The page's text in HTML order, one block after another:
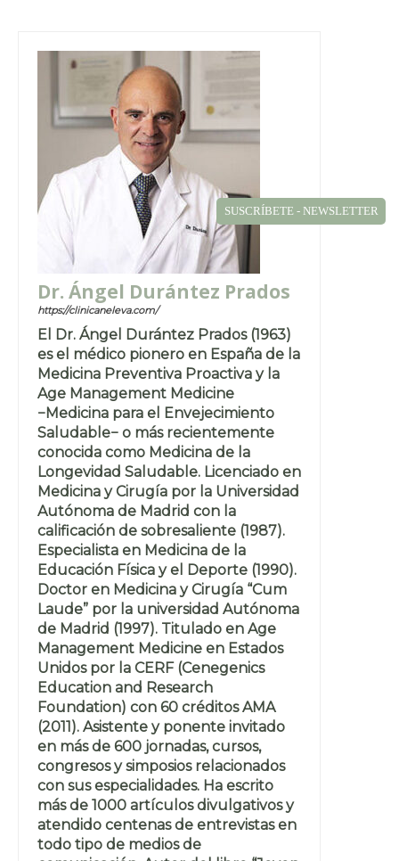
Dr. Ángel Durántez Prados
https://clinicaneleva.com/
El Dr. Ángel Durántez Prados (1963)
es el médico pionero en España de la
Medicina Preventiva Proactiva y la
Age Management Medicine
−Medicina para el Envejecimiento
Saludable− o más recientemente
conocida como Medicina de la
Longevidad Saludable. Licenciado en
Medicina y Cirugía por la Universidad
Autónoma de Madrid con la
calificación de sobresaliente (1987).
Especialista en Medicina de la
Educación Física y el Deporte (1990).
Doctor en Medicina y Cirugía “Cum
Laude” por la universidad Autónoma
de Madrid (1997). Titulado en Age
Management Medicine en Estados
Unidos por la CERF (Cenegenics
Education and Research
Foundation) con 60 créditos AMA
(2011). Asistente y ponente invitado
en más de 600 jornadas, cursos,
congresos y simposios relacionados
con sus especialidades. Ha escrito
más de 1000 artículos divulgativos y
atendido centenas de entrevistas en
todo tipo de medios de
SUSCRÍBETE - NEWSLETTER